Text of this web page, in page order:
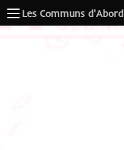
Les Communs d'Abord